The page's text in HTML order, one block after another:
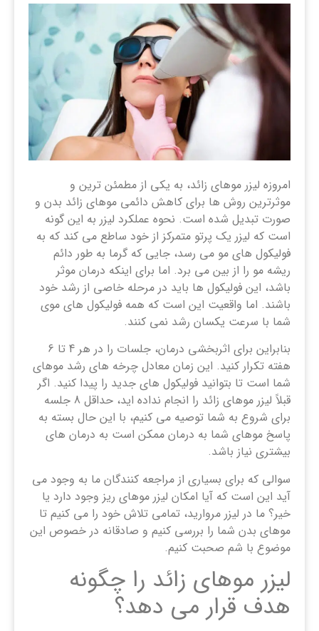
امروزه لیزر موهای زائد، به یکی از مطمئن ترین و
موثرترین روش ها برای کاهش دائمی موهای زائد بدن و
صورت تبدیل شده است. نحوه عملکرد لیزر به این گونه
است که لیزر یک پرتو متمرکز از خود ساطع می کند که به
فولیکول های مو می رسد، جایی که گرما به طور دائم
ریشه مو را از بین می برد. اما برای اینکه درمان موثر
باشد، این فولیکول ها باید در مرحله خاصی از رشد خود
باشند. اما واقعیت این است که همه فولیکول های موی
شما با سرعت یکسان رشد نمی کنند.
بنابراین برای اثربخشی درمان، جلسات را در هر 4 تا 6
هفته تکرار کنید. این زمان معادل چرخه های رشد موهای
شما است تا بتوانید فولیکول های جدید را پیدا کنید. اگر
قبلاً لیزر موهای زائد را انجام نداده اید، حداقل 8 جلسه
برای شروع به شما توصیه می کنیم، با این حال بسته به
پاسخ موهای شما به درمان ممکن است به درمان های
بیشتری نیاز باشد.
سوالی که برای بسیاری از مراجعه کنندگان ما به وجود می
آید این است که آیا امکان لیزر موهای ریز وجود دارد یا
خیر؟ ما در لیزر مروارید، تمامی تلاش خود را می کنیم تا
موهای بدن شما را بررسی کنیم و صادقانه در خصوص این
موضوع با شم صحبت کنیم.
لیزر موهای زائد را چگونه
هدف قرار می دهد؟